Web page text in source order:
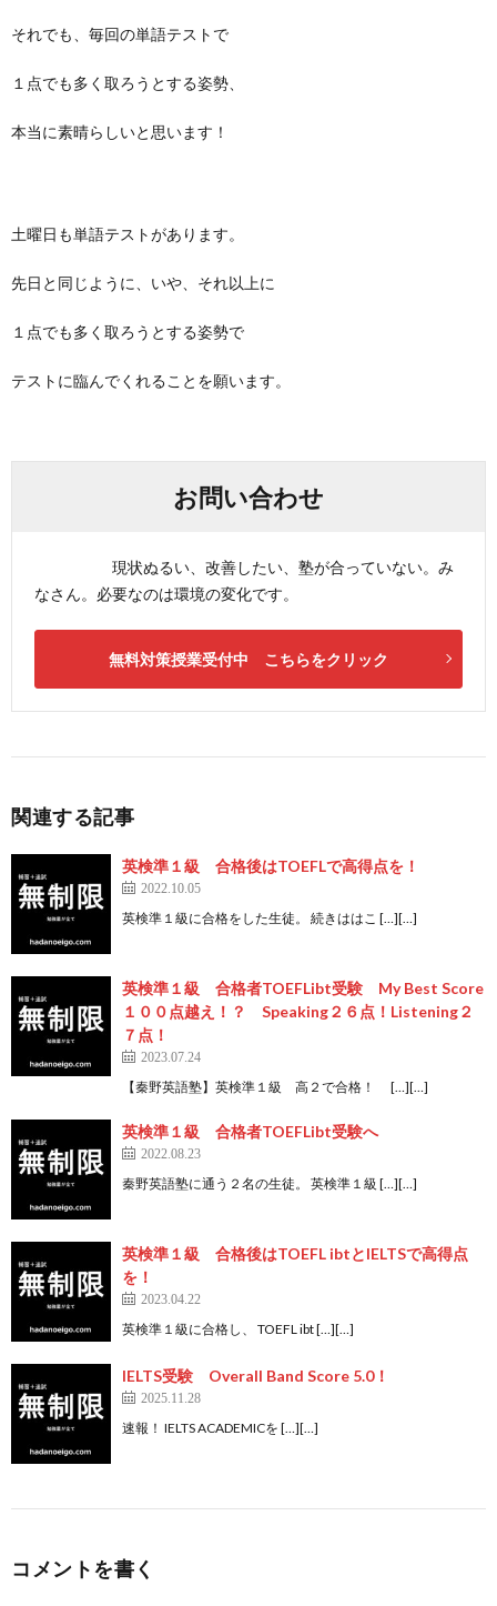
それでも、毎回の単語テストで
１点でも多く取ろうとする姿勢、
本当に素晴らしいと思います！
土曜日も単語テストがあります。
先日と同じように、いや、それ以上に
１点でも多く取ろうとする姿勢で
テストに臨んでくれることを願います。
お問い合わせ
現状ぬるい、改善したい、塾が合っていない。み
なさん。必要なのは環境の変化です。
無料対策授業受付中 こちらをクリック
関連する記事
英検準１級 合格後はTOEFLで高得点を！
2022.10.05
英検準１級に合格をした生徒。 続きははこ […][…]
英検準１級 合格者TOEFLibt受験 My Best Score
１００点越え！？ Speaking２６点！Listening２
７点！
2023.07.24
【秦野英語塾】英検準１級 高２で合格！ […][…]
英検準１級 合格者TOEFLibt受験へ
2022.08.23
秦野英語塾に通う２名の生徒。 英検準１級 […][…]
英検準１級 合格後はTOEFL ibtとIELTSで高得点
を！
2023.04.22
英検準１級に合格し、 TOEFL ibt […][…]
IELTS受験 Overall Band Score 5.0！
2025.11.28
速報！ IELTS ACADEMICを […][…]
コメントを書く